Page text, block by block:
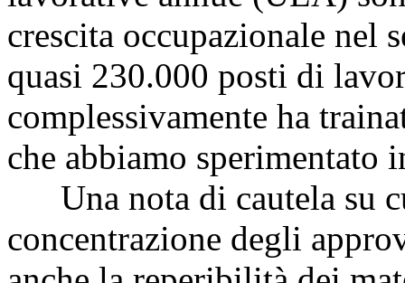
crescita occupazionale nel
quasi 230.000 posti di
complessivamente ha
che abbiamo sperimentato
Una nota di cautela su
concentrazione degli